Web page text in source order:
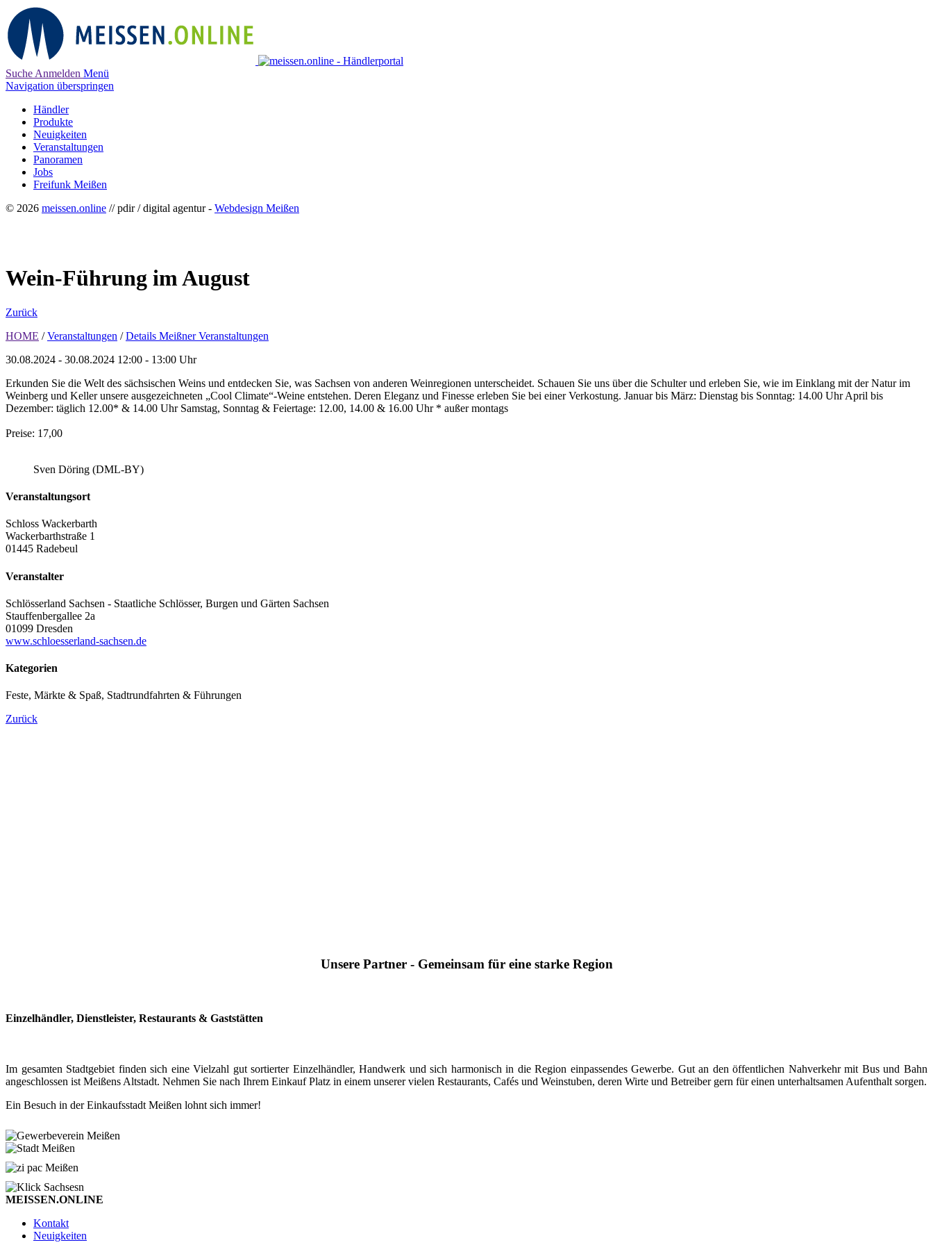
Suche Anmelden Menü
Navigation überspringen
Händler
Produkte
Neuigkeiten
Veranstaltungen
Panoramen
Jobs
Freifunk Meißen
© 2026 meissen.online // pdir / digital agentur - Webdesign Meißen
Wein-Führung im August
Zurück
HOME / Veranstaltungen / Details Meißner Veranstaltungen
30.08.2024 - 30.08.2024 12:00 - 13:00 Uhr
Erkunden Sie die Welt des sächsischen Weins und entdecken Sie, was Sachsen von anderen Weinregionen unterscheidet. Schauen Sie uns über die Schulter und erleben Sie, wie im Einklang mit der Natur im
Weinberg und Keller unsere ausgezeichneten „Cool Climate“-Weine entstehen. Deren Eleganz und Finesse erleben Sie bei einer Verkostung. Januar bis März: Dienstag bis Sonntag: 14.00 Uhr April bis
Dezember: täglich 12.00* & 14.00 Uhr Samstag, Sonntag & Feiertage: 12.00, 14.00 & 16.00 Uhr * außer montags
Preise: 17,00
Sven Döring (DML-BY)
Veranstaltungsort
Schloss Wackerbarth
Wackerbarthstraße 1
01445 Radebeul
Veranstalter
Schlösserland Sachsen - Staatliche Schlösser, Burgen und Gärten Sachsen
Stauffenbergallee 2a
01099 Dresden
www.schloesserland-sachsen.de
Kategorien
Feste, Märkte & Spaß, Stadtrundfahrten & Führungen
Zurück
Unsere Partner - Gemeinsam für eine starke Region
Einzelhändler, Dienstleister, Restaurants & Gaststätten
Im gesamten Stadtgebiet finden sich eine Vielzahl gut sortierter Einzelhändler, Handwerk und sich harmonisch in die Region einpassendes Gewerbe. Gut an den öffentlichen Nahverkehr mit Bus und Bahn
angeschlossen ist Meißens Altstadt. Nehmen Sie nach Ihrem Einkauf Platz in einem unserer vielen Restaurants, Cafés und Weinstuben, deren Wirte und Betreiber gern für einen unterhaltsamen Aufenthalt sorgen.
Ein Besuch in der Einkaufsstadt Meißen lohnt sich immer!
MEISSEN.ONLINE
Kontakt
Neuigkeiten